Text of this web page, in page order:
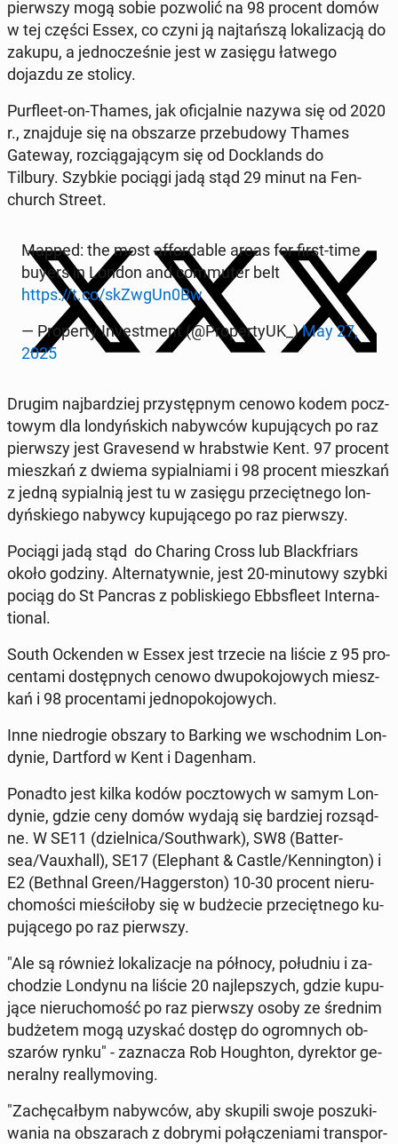
pierw­szy mogą sobie po­zwo­lić na 98 procent domów
w tej części Essex, co czyni ją naj­tań­szą lo­ka­li­za­cją do
zakupu, a jed­no­cze­śnie jest w zasięgu łatwego
dojazdu ze stolicy.
Pur­fle­et-on-Thames, jak ofi­cjal­nie nazywa się od 2020
r., znaj­du­je się na ob­sza­rze prze­bu­do­wy Thames
Gateway, roz­cią­ga­ją­cym się od Do­cklands do
Tilbury. Szybkie pociągi jadą stąd 29 minut na Fen­
church Street.
Mapped: the most af­for­da­ble areas for first-time
buyers in London and com­mu­ter belt
https://t.co/skZwgUn0Bw
— Pro­per­ty In­ve­st­ment (@Pro­per­ty­UK_)May 27,
2025
Drugim naj­bar­dziej przy­stęp­nym cenowo kodem pocz­
to­wym dla lon­dyń­skich na­byw­ców ku­pu­ją­cych po raz
pierw­szy jest Gra­ve­send w hrab­stwie Kent. 97 procent
miesz­kań z dwiema sy­pial­nia­mi i 98 procent miesz­kań
z jedną sy­pial­nią jest tu w zasięgu prze­cięt­ne­go lon­
dyń­skie­go nabywcy ku­pu­ją­ce­go po raz pierw­szy.
Pociągi jadą stąd do Charing Cross lub Black­friars
około godziny. Al­ter­na­tyw­nie, jest 20-mi­nu­to­wy szybki
pociąg do St Pancras z po­bli­skie­go Eb­bs­fle­et In­ter­na­
tio­nal.
South Ocken­den w Essex jest trzecie na liście z 95 pro­
cen­ta­mi do­stęp­nych cenowo dwu­po­ko­jo­wych miesz­
kań i 98 pro­cen­ta­mi jed­no­po­ko­jo­wych.
Inne nie­dro­gie obszary to Barking we wschod­nim Lon­
dy­nie, Dart­ford w Kent i Da­gen­ham.
Ponadto jest kilka kodów pocz­to­wych w samym Lon­
dy­nie, gdzie ceny domów wydają się bar­dziej roz­sąd­
ne. W SE11 (dziel­ni­ca/So­uth­wark), SW8 (Bat­ter­
sea/Vau­xhall), SE17 (Ele­phant & Castle/Ken­ning­ton) i
E2 (Bethnal Green/Hag­ger­ston) 10-30 procent nie­ru­
cho­mo­ści mie­ści­ło­by się w bu­dże­cie prze­cięt­ne­go ku­
pu­ją­ce­go po raz pierw­szy.
"Ale są również lo­ka­li­za­cje na północy, po­łu­dniu i za­
cho­dzie Londynu na liście 20 naj­lep­szych, gdzie ku­pu­
ją­ce nie­ru­cho­mość po raz pierw­szy osoby ze średnim
bu­dże­tem mogą uzyskać dostęp do ogrom­nych ob­
sza­rów rynku" - za­zna­cza Rob Ho­ugh­ton, dy­rek­tor ge­
ne­ral­ny re­al­ly­mo­ving.
"Za­chę­cał­bym na­byw­ców, aby skupili swoje po­szu­ki­
wa­nia na ob­sza­rach z dobrymi po­łą­cze­nia­mi trans­por­